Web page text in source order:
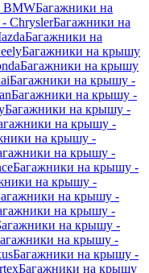
BMWБагажники на
ChryslerБагажники на
Багажники на
Багажники на крышу
Багажники на крышу
Багажники на крышу -
Багажники на крышу -
Багажники на крышу -
на крышу -
на крышу -
на крышу -
Багажники на крышу -
на крышу -
на крышу -
на крышу -
на крышу -
на крышу -
Багажники на крышу -
Багажники на крышу